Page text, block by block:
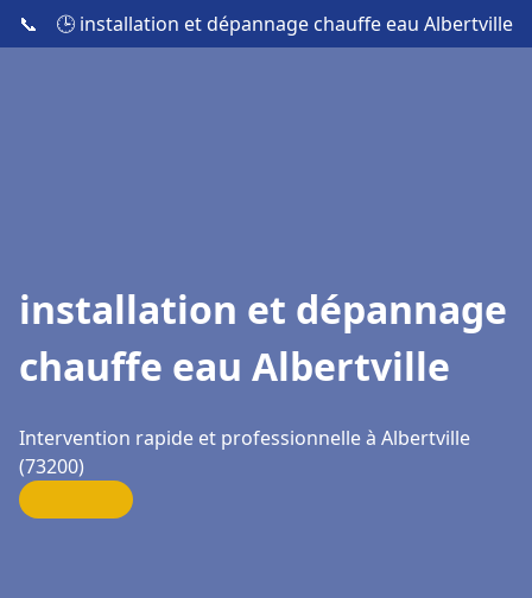
📞 🕒 installation et dépannage chauffe eau Albertville
installation et dépannage
chauffe eau Albertville
Intervention rapide et professionnelle à Albertville
(73200)